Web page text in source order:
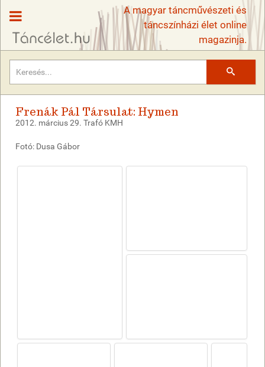
A magyar táncművészeti és
táncszínházi élet online
magazinja.
Frenák Pál Társulat: Hymen
2012. március 29. Trafó KMH
Fotó: Dusa Gábor